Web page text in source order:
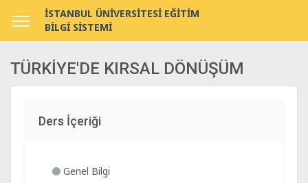
İSTANBUL ÜNİVERSİTESİ EĞİTİM
BİLGİ SİSTEMİ
TÜRKİYE'DE KIRSAL DÖNÜŞÜM
Ders İçeriği
Genel Bilgi